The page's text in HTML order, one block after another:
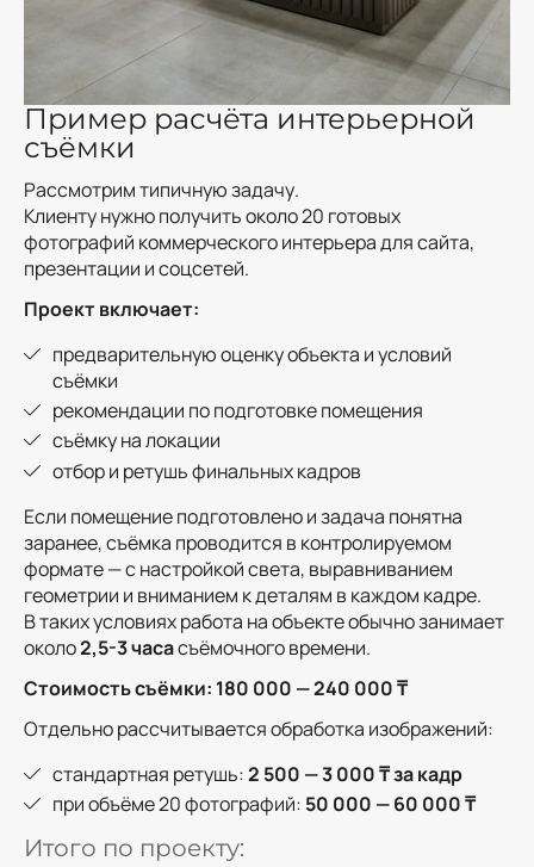
Пример расчёта интерьерной
съёмки
Рассмотрим типичную задачу.
Клиенту нужно получить около 20 готовых
фотографий коммерческого интерьера для сайта,
презентации и соцсетей.
Проект включает:
предварительную оценку объекта и условий
съёмки
рекомендации по подготовке помещения
съёмку на локации
отбор и ретушь финальных кадров
Если помещение подготовлено и задача понятна
заранее, съёмка проводится в контролируемом
формате — с настройкой света, выравниванием
геометрии и вниманием к деталям в каждом кадре.
В таких условиях работа на объекте обычно занимает
около2,5-3 часасъёмочного времени.
Стоимость съёмки: 180 000 — 240 000 ₸
Отдельно рассчитывается обработка изображений:
стандартная ретушь:2 500 — 3 000 ₸ за кадр
при объёме 20 фотографий: 50 000 — 60 000 ₸
Итого по проекту: